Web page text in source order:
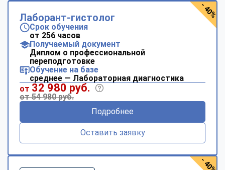
Лаборант-гистолог
Срок обучения
от 256 часов
Получаемый документ
Диплом о профессиональной
переподготовке
Обучение на базе
среднее — Лабораторная диагностика
от 32 980 руб.
от 54 980 руб.
Подробнее
Оставить заявку
- 40%
- 40%